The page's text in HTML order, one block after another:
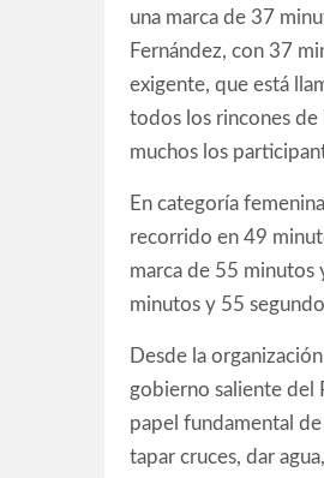
una marca de 37
Fernández, con 37
exigente, que está
todos los rincones de
muchos los
En categoría
recorrido en 49
marca de 55 minutos
minutos y 55
Desde la
gobierno saliente del
papel fundamental de
tapar cruces, dar